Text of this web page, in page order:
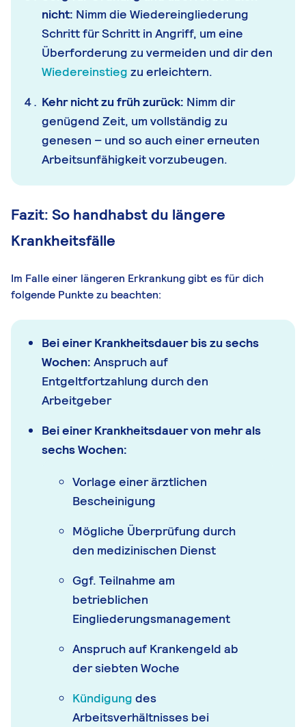
nicht: Nimm die Wiedereingliederung
Schritt für Schritt in Angriff, um eine
Überforderung zu vermeiden und dir den
Wiedereinstieg zu erleichtern.
Kehr nicht zu früh zurück: Nimm dir
genügend Zeit, um vollständig zu
genesen – und so auch einer erneuten
Arbeitsunfähigkeit vorzubeugen.
Fazit: So handhabst du längere
Krankheitsfälle
Im Falle einer längeren Erkrankung gibt es für dich
folgende Punkte zu beachten:
Bei einer Krankheitsdauer bis zu sechs
Wochen: Anspruch auf
Entgeltfortzahlung durch den
Arbeitgeber
Bei einer Krankheitsdauer von mehr als
sechs Wochen:
Vorlage einer ärztlichen
Bescheinigung
Mögliche Überprüfung durch
den medizinischen Dienst
Ggf. Teilnahme am
betrieblichen
Eingliederungsmanagement
Anspruch auf Krankengeld ab
der siebten Woche
Kündigung des
Arbeitsverhältnisses bei